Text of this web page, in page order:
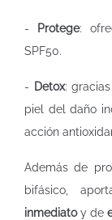
- Protege:
SPF50.
- Detox:
piel del daño
acción
Además de
bifásico,
inmediatoy de